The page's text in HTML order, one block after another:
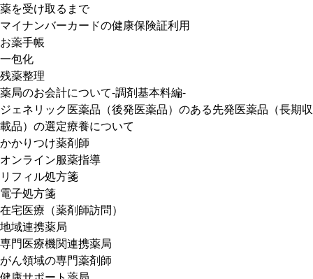
薬を受け取るまで
マイナンバーカードの健康保険証利用
お薬手帳
一包化
残薬整理
薬局のお会計について-調剤基本料編-
ジェネリック医薬品（後発医薬品）のある先発医薬品（長期収
載品）の選定療養について
かかりつけ薬剤師
オンライン服薬指導
リフィル処方箋
電子処方箋
在宅医療（薬剤師訪問）
地域連携薬局
専門医療機関連携薬局
がん領域の専門薬剤師